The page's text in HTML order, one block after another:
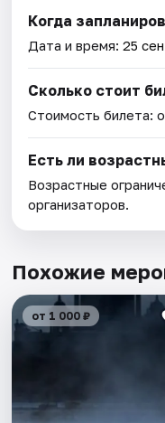
Когда
Дата и время:25
Сколько стоит
Стоимость билета:
Есть ли
Возрастные
организаторов.
Похожие
от 1 000 ₽